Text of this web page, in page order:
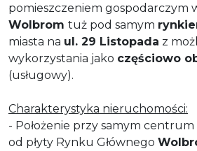
pomieszczeniem gospodarczym
Wolbrom tuż pod samym
miasta na ul. 29 Listopada z
wykorzystania jako częściowo
(usługowy).
Charakterystyka nieruchomości:
- Położenie przy samym centrum
od płyty Rynku Głównego